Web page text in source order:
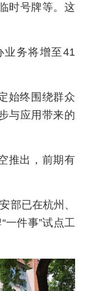
时号牌等。这
业务将增至41
始终围绕群众
与应用带来的
推出，前期有
部已在杭州、
一件事”试点工